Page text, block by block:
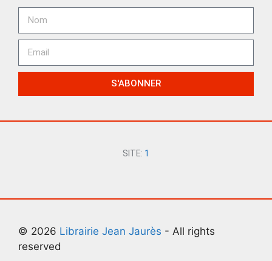
S'ABONNER
SITE: 1
© 2026 Librairie Jean Jaurès - All rights
reserved